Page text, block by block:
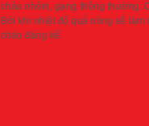
chảo nhôm, gang thông thường.
Bởi khi nhiệt độ quá nóng sẽ
chảo đáng kể.